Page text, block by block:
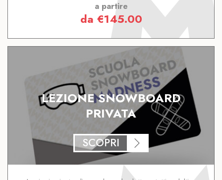
a partire
da €145.00
LEZIONE SNOWBOARD
PRIVATA
SCOPRI